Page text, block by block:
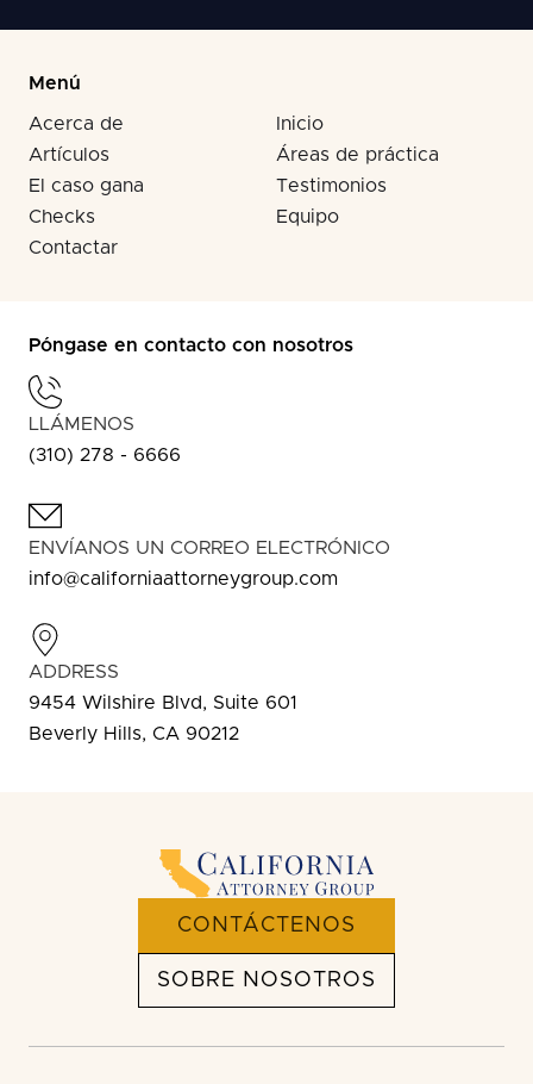
Menú
Acerca de
Artículos
El caso gana
Checks
Contactar
Inicio
Áreas de práctica
Testimonios
Equipo
Póngase en contacto con nosotros
LLÁMENOS
(310) 278 - 6666
ENVÍANOS UN CORREO ELECTRÓNICO
info@californiaattorneygroup.com
ADDRESS
9454 Wilshire Blvd, Suite 601
Beverly Hills, CA 90212
CONTÁCTENOS
SOBRE NOSOTROS